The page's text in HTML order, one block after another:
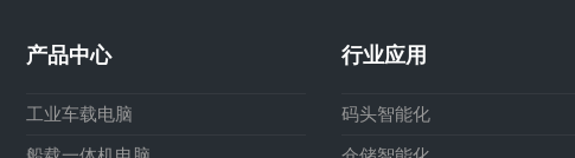
产品中心
工业车载电脑
行业应用
码头智能化